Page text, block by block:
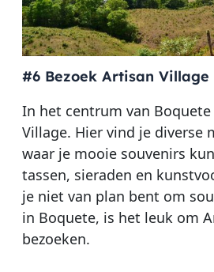
#6 Bezoek Artisan Village
In het centrum van
Village. Hier vind je diverse
waar je mooie souvenirs
tassen, sieraden en
je niet van plan bent om
in Boquete, is het leuk om
bezoeken.